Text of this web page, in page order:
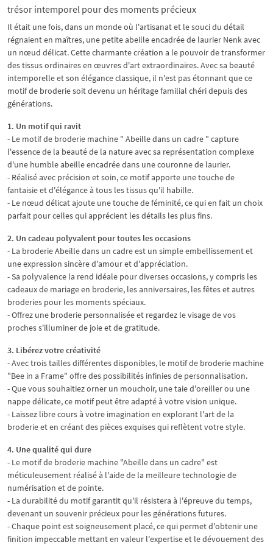
trésor intemporel pour des moments précieux
Il était une fois, dans un monde où l'artisanat et le souci du détail
régnaient en maîtres, une petite abeille encadrée de laurier Nenk avec
un nœud délicat. Cette charmante création a le pouvoir de transformer
des tissus ordinaires en œuvres d'art extraordinaires. Avec sa beauté
intemporelle et son élégance classique, il n'est pas étonnant que ce
motif de broderie soit devenu un héritage familial chéri depuis des
générations.
1. Un motif qui ravit
- Le motif de broderie machine " Abeille dans un cadre " capture
l'essence de la beauté de la nature avec sa représentation complexe
d'une humble abeille encadrée dans une couronne de laurier.
- Réalisé avec précision et soin, ce motif apporte une touche de
fantaisie et d'élégance à tous les tissus qu'il habille.
- Le nœud délicat ajoute une touche de féminité, ce qui en fait un choix
parfait pour celles qui apprécient les détails les plus fins.
2. Un cadeau polyvalent pour toutes les occasions
- La broderie Abeille dans un cadre est un simple embellissement et
une expression sincère d'amour et d'appréciation.
- Sa polyvalence la rend idéale pour diverses occasions, y compris les
cadeaux de mariage en broderie, les anniversaires, les fêtes et autres
broderies pour les moments spéciaux.
- Offrez une broderie personnalisée et regardez le visage de vos
proches s'illuminer de joie et de gratitude.
3. Libérez votre créativité
- Avec trois tailles différentes disponibles, le motif de broderie machine
"Bee in a Frame" offre des possibilités infinies de personnalisation.
- Que vous souhaitiez orner un mouchoir, une taie d'oreiller ou une
nappe délicate, ce motif peut être adapté à votre vision unique.
- Laissez libre cours à votre imagination en explorant l'art de la
broderie et en créant des pièces exquises qui reflètent votre style.
4. Une qualité qui dure
- Le motif de broderie machine "Abeille dans un cadre" est
méticuleusement réalisé à l'aide de la meilleure technologie de
numérisation et de pointe.
- La durabilité du motif garantit qu'il résistera à l'épreuve du temps,
devenant un souvenir précieux pour les générations futures.
- Chaque point est soigneusement placé, ce qui permet d'obtenir une
finition impeccable mettant en valeur l'expertise et le dévouement des